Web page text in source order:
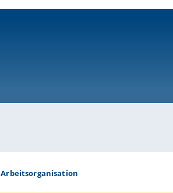
Arbeitsorganisation